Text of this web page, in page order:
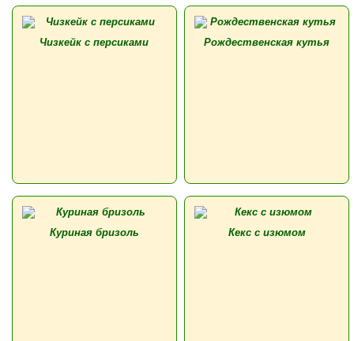
Чизкейк с персиками Рождественская кутья
Куриная бризоль Кекс с изюмом